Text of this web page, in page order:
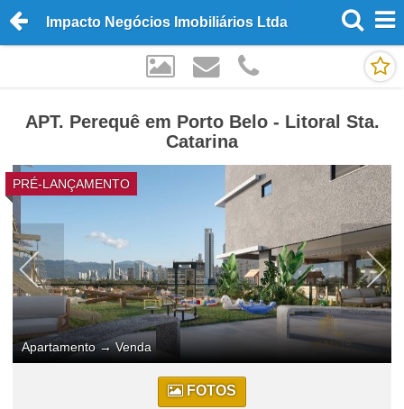
Impacto Negócios Imobiliários Ltda
APT. Perequê em Porto Belo - Litoral Sta.
Catarina
PRÉ-LANÇAMENTO
Apartamento →Venda
FOTOS